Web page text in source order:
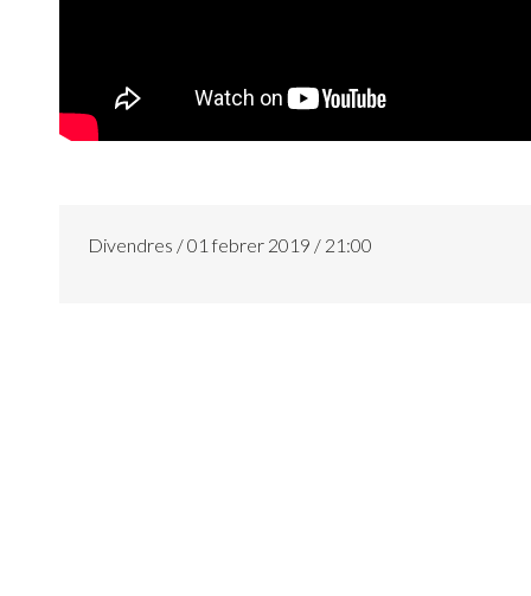
Divendres / 01 febrer 2019 / 21:00